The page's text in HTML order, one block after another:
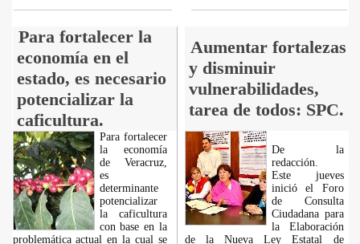
Para fortalecer la
economía en el
estado, es necesario
potencializar la
caficultura.
Aumentar fortalezas
y disminuir
vulnerabilidades,
tarea de todos: SPC.
Para fortalecer
la economía
de Veracruz,
es
determinante
potencializar
la caficultura
con base en la
problemática actual en la cual se
De la
redacción.
Este jueves
inició el Foro
de Consulta
Ciudadana para
la Elaboración
de la Nueva Ley Estatal de